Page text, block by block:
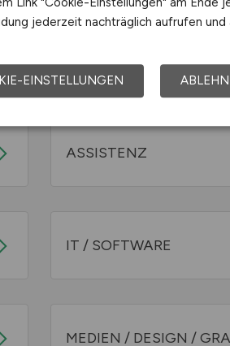
Jobs nach
ASSISTENZ
IT / SOFTWARE
MEDIEN / DESIGN /
jederzeit nachträglich aufrufen und
EINSTELLUNGEN